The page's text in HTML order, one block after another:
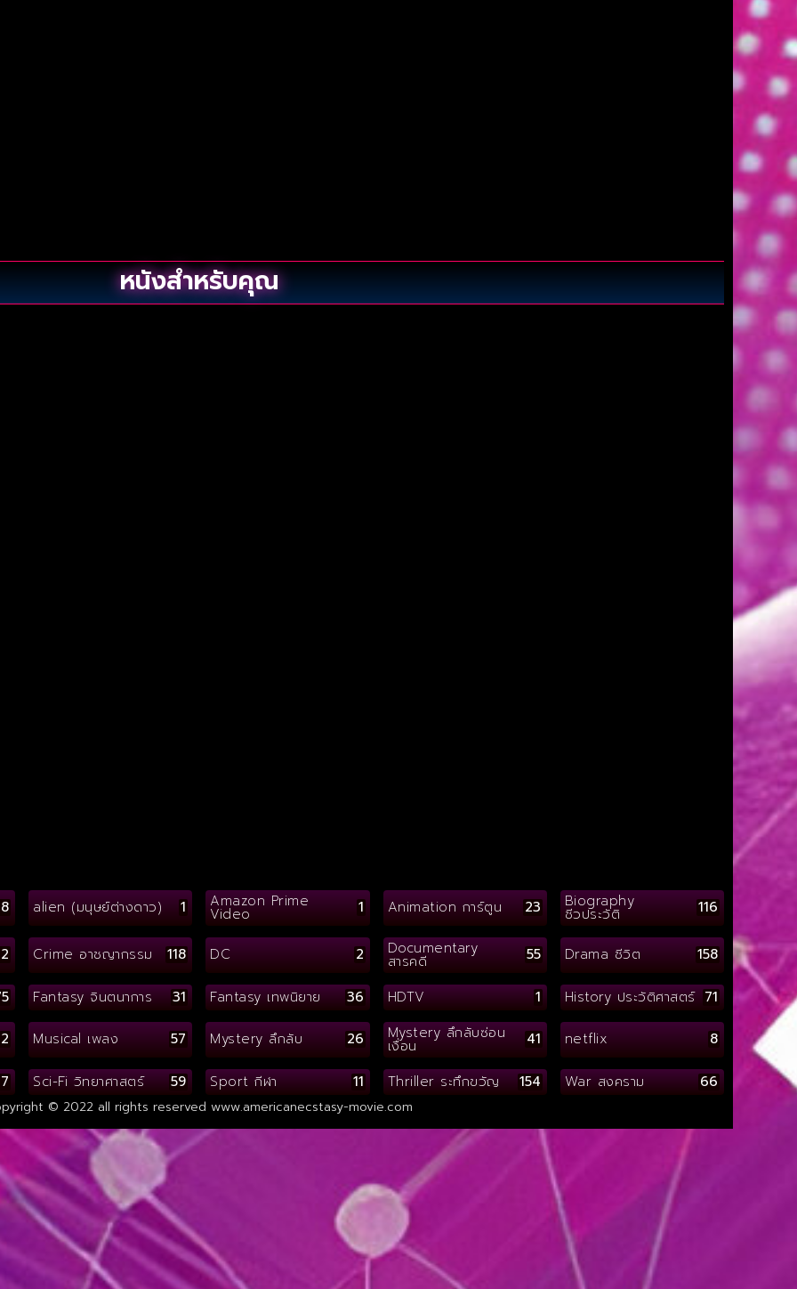
หนังสำหรับคุณ
alien (มนุษย์ต่างดาว) 1 Amazon Prime
Video 1 Animation การ์ตูน 23 Biography
ชีวประวัติ 116
Crime อาชญากรรม 118 DC 2 Documentary
สารคดี 55 Drama ชีวิต 158
Fantasy จินตนาการ 31 Fantasy เทพนิยาย 36 HDTV 1 History ประวัติศาสตร์ 71
2 Musical เพลง 57 Mystery ลึกลับ 26 Mystery ลึกลับซ่อน
เงื่อน 41 netflix 8
Sci-Fi วิทยาศาสตร์ 59 Sport กีฬา 11 Thriller ระทึกขวัญ 154 War สงคราม 66
© 2022 all rights reserved www.americanecstasy-movie.com